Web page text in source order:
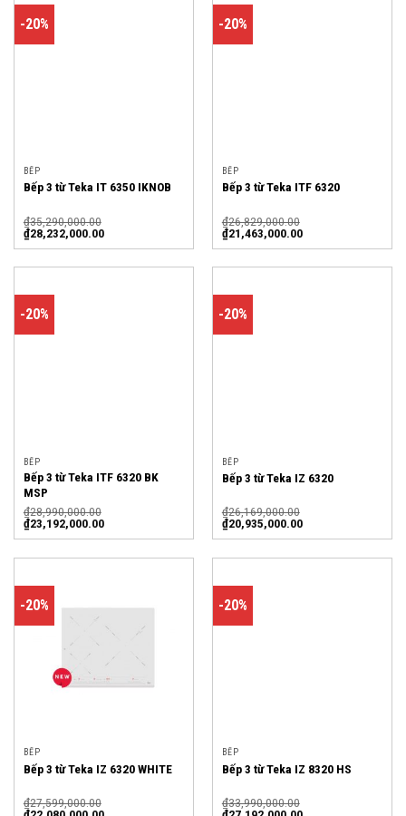
-20%
BẾP
Bếp 3 từ Teka IT 6350 IKNOB
₫35,290,000.00
₫28,232,000.00
-20%
BẾP
Bếp 3 từ Teka ITF 6320
₫26,829,000.00
₫21,463,000.00
-20%
BẾP
Bếp 3 từ Teka ITF 6320 BK
MSP
₫28,990,000.00
₫23,192,000.00
-20%
BẾP
Bếp 3 từ Teka IZ 6320
₫26,169,000.00
₫20,935,000.00
-20%
BẾP
Bếp 3 từ Teka IZ 6320 WHITE
₫27,599,000.00
-20%
BẾP
Bếp 3 từ Teka IZ 8320 HS
₫33,990,000.00